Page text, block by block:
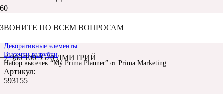
ЗВОНИТЕ ПО ВСЕМ ВОПРОСАМ
+7 960 100 9570 ДМИТРИЙ
Главная
Декоративные элементы
Высечки,вырубки
Набор высечек “My Prima Planner” от Prima Marketing
Артикул:
593155